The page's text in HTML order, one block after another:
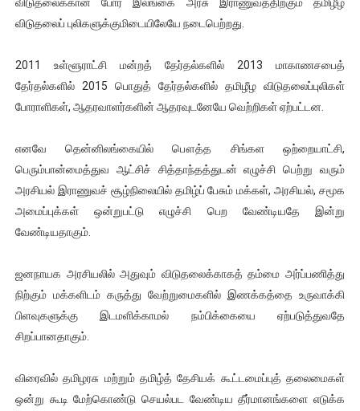
விடுதலைப் புலிகளுக்குமிடையிலேயே நடைபெற்றது.
2011 உள்ளூராட்சி மன்றத் தேர்தல்களில் 2013 மாகாணசபைத்
தேர்தல்களில் 2015 பொதுத் தேர்தல்களில் தமிழீழ விடுதலைப்புலிகள்
போராளிகள், ஆதரவாளர்களின் ஆதரவுடனேயே வெற்றிகள் ஏற்பட்டன.
எனவே தென்னிலங்கையில் பௌத்த சிங்கள ஒற்றையாட்சி,
பெரும்பான்மைத்துவ ஆட்சிச் சித்தாந்தத்துடன் எழுச்சி பெற்று வரும்
அரசியல் இராணுவச் சூழ்நிலையில் தமிழ்ப் பேசும் மக்கள், அரசியல், சமூக
அமைப்புக்கள் ஒன்றுபட்டு எழுச்சி பெற வேண்டியதே இன்று
வேண்டியதாகும்.
ஜனநாயக அரசியலில் அதுவும் விடுதலைக்காகத் தம்மை அர்ப்பணித்து
நிற்கும் மக்களிடம் கருத்து வேற்றுமைகளில் இணக்கத்தை உருவாக்கி
பிளவுகளுக்கு இடமளிக்காமல் நம்பிக்கையை ஏற்படுத்துவதே
சிறப்பானதாகும்.
விரைவில் தமிழரசு மற்றும் தமிழ்த் தேசியக் கூட்டமைப்புத் தலைமைகள்
ஒன்று கூடி மேற்கொண்டு செயல்பட வேண்டிய தீர்மானங்களை எடுக்க